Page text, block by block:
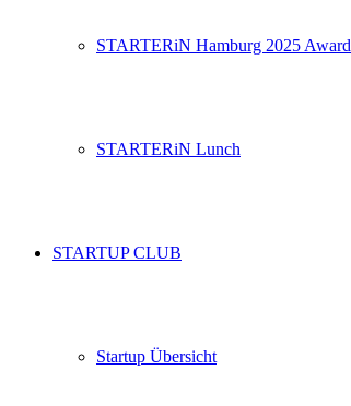
STARTERiN Hamburg 2025 Award
STARTERiN Lunch
STARTUP CLUB
Startup Übersicht